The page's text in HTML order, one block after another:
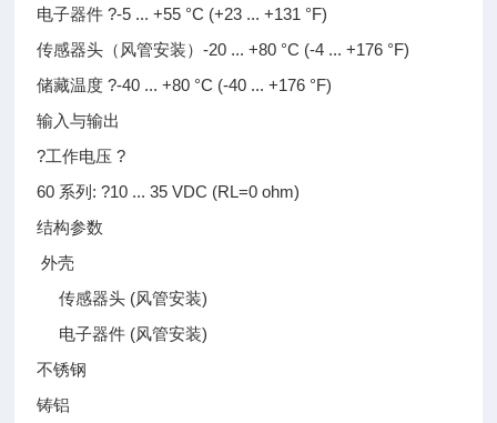
电子器件 ?-5 ... +55 °C (+23 ... +131 °F)
传感器头（风管安装）-20 ... +80 °C (-4 ... +176 °F)
储藏温度 ?-40 ... +80 °C (-40 ... +176 °F)
输入与输出
?工作电压 ?
60 系列: ?10 ... 35 VDC (RL=0 ohm)
结构参数
外壳
传感器头 (风管安装)
电子器件 (风管安装)
不锈钢
铸铝